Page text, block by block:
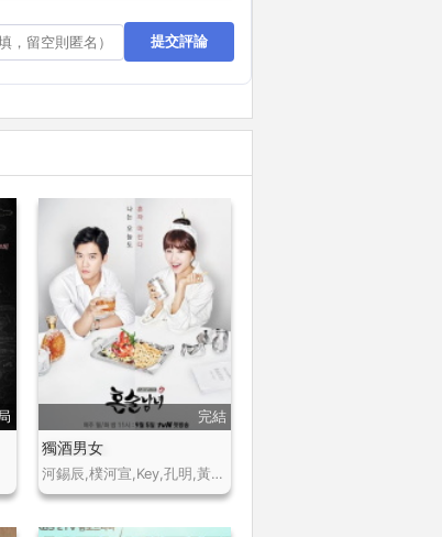
提交評論
完結
獨酒男女
河錫辰,樸河宣,Key,孔明,黃雨瑟惠,金元海,閔鎮雄,鄭彩妍,金東英